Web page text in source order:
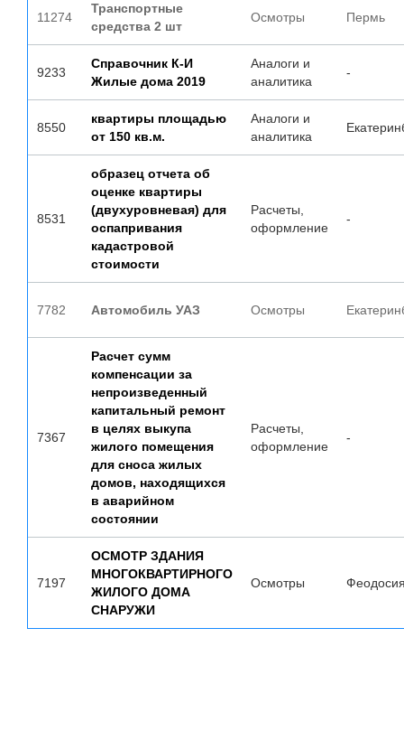
11274
Транспортные
средства 2 шт
Осмотры Пермь
9233
Справочник К-И
Жилые дома 2019
Аналоги и
аналитика
-
8550
квартиры площадью
от 150 кв.м.
Аналоги и
аналитика
8531
образец отчета об
оценке квартиры
(двухуровневая) для
оспапривания
кадастровой
стоимости
Расчеты,
оформление
-
7782 Автомобиль УАЗ Осмотры
7367
Расчет сумм
компенсации за
непроизведенный
капитальный ремонт
в целях выкупа
жилого помещения
для сноса жилых
домов, находящихся
в аварийном
состоянии
Расчеты,
оформление
-
7197
ОСМОТР ЗДАНИЯ
МНОГОКВАРТИРНОГО
ЖИЛОГО ДОМА
СНАРУЖИ
Осмотры